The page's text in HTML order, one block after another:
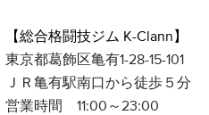
【総合格闘技ジム K-Clann】
​東京都葛飾区亀有1-28-15-101
ＪＲ亀有駅南口から徒歩５分
営業時間 11:00～23:00